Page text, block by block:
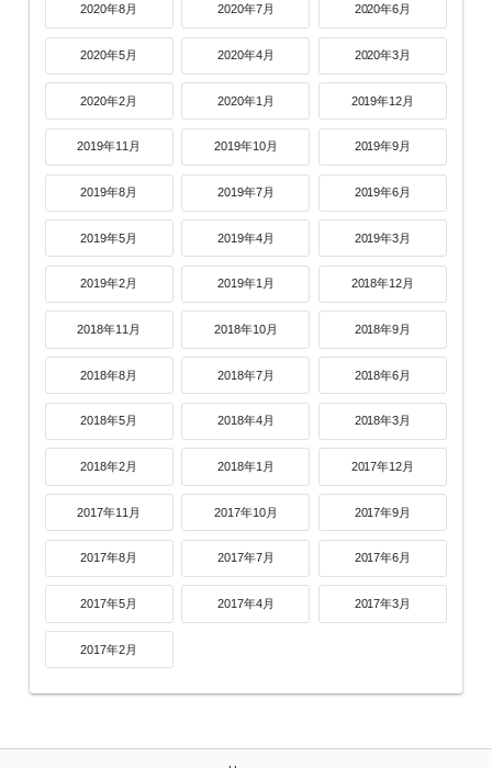
2020年8月 2020年7月 2020年6月
2020年5月 2020年4月 2020年3月
2020年2月 2020年1月 2019年12月
2019年11月 2019年10月 2019年9月
2019年8月 2019年7月 2019年6月
2019年5月 2019年4月 2019年3月
2019年2月 2019年1月 2018年12月
2018年11月 2018年10月 2018年9月
2018年8月 2018年7月 2018年6月
2018年5月 2018年4月 2018年3月
2018年2月 2018年1月 2017年12月
2017年11月 2017年10月 2017年9月
2017年8月 2017年7月 2017年6月
2017年5月 2017年4月 2017年3月
2017年2月